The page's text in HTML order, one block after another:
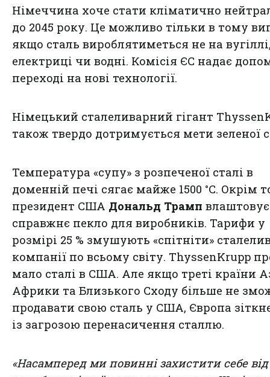
Німеччина хоче стати кліматично
до 2045 року. Це можливо тільки в тому
якщо сталь вироблятиметься не на
електриці чи водні. Комісія ЄС надає
переході на нові технології.
Німецький сталеливарний гігант
також твердо дотримується мети зеленої
Температура «супу» з розпеченої сталі в
доменній печі сягає майже 1500 °С. Окрім
президент США Дональд Трамп влаштовує
справжнє пекло для виробників. Тарифи у
розмірі 25 % змушують «спітніти»
компанії по всьому світу. ThyssenKrupp
мало сталі в США. Але якщо треті країни
Африки та Близького Сходу більше не
продавати свою сталь у США, Європа
із загрозою перенасичення сталлю.
«Насамперед ми повинні захистити себе від